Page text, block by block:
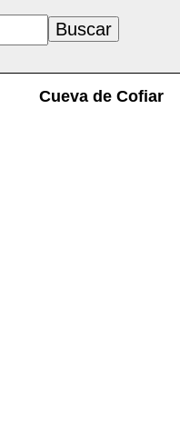
Cueva de Cofiar